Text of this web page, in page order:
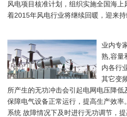
风电项目核准计划，组织实施全国海
着2015年风电行业将继续回暖，迎来持
业内专
熟,容量
内各行
其它变
所产生的无功冲击会引起电网电压降
保障电气设备正常运行，提高生产效
系统 故障情况下及时进行无功调节，